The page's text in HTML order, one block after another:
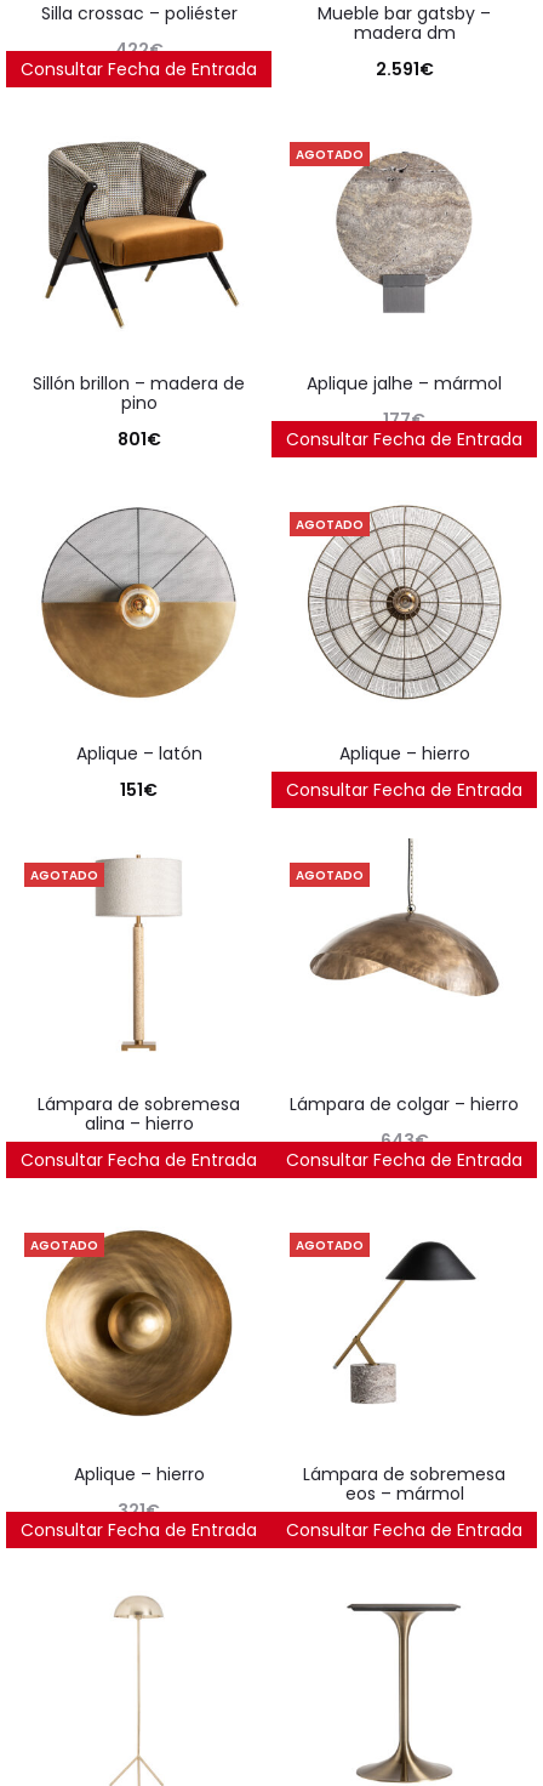
silla crossac – poliéster
422€
Consultar Fecha de Entrada
mueble bar gatsby –
madera dm
2.591€
sillón brillon – madera de
pino
801€
AGOTADO
aplique jalhe – mármol
177€
Consultar Fecha de Entrada
aplique – latón
151€
AGOTADO
aplique – hierro
159€
Consultar Fecha de Entrada
AGOTADO
lámpara de sobremesa
alina – hierro
291€
Consultar Fecha de Entrada
AGOTADO
lámpara de colgar – hierro
643€
Consultar Fecha de Entrada
AGOTADO
aplique – hierro
321€
Consultar Fecha de Entrada
AGOTADO
lámpara de sobremesa
eos – mármol
273€
Consultar Fecha de Entrada